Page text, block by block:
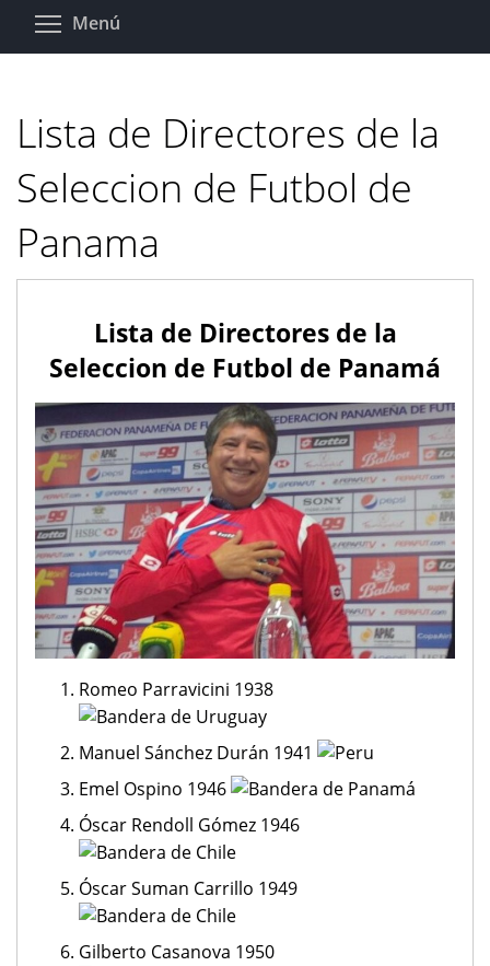
Pasar
Menú
Lista de Directores de la
Seleccion de Futbol de
Panama
Lista de Directores de la
Seleccion de Futbol de Panamá
Romeo Parravicini 1938
Manuel Sánchez Durán 1941
Emel Ospino 1946
Óscar Rendoll Gómez 1946
Óscar Suman Carrillo 1949
Gilberto Casanova 1950